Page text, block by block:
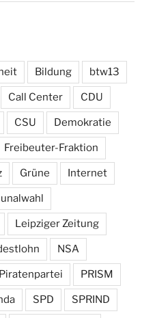
Bildung btw13
Call Center CDU
CSU Demokratie
Freibeuter-Fraktion
Grüne Internet
Leipziger Zeitung
NSA
Piratenpartei PRISM
SPD SPRIND